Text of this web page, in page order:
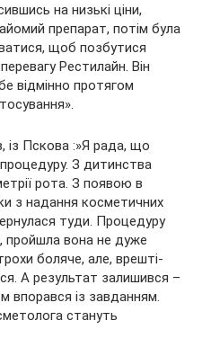
на низькі ціни,
препарат, потім була
щоб позбутися
Рестилайн. Він
відмінно протягом
із Пскова :»Я рада, що
З дитинства
рота. З появою в
з надання косметичних
туди. Процедуру
пройшла вона не дуже
боляче, але, врешті-
А результат залишився –
впорався із завданням.
стануть